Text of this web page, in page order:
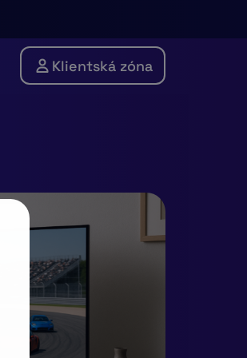
Klientská zóna